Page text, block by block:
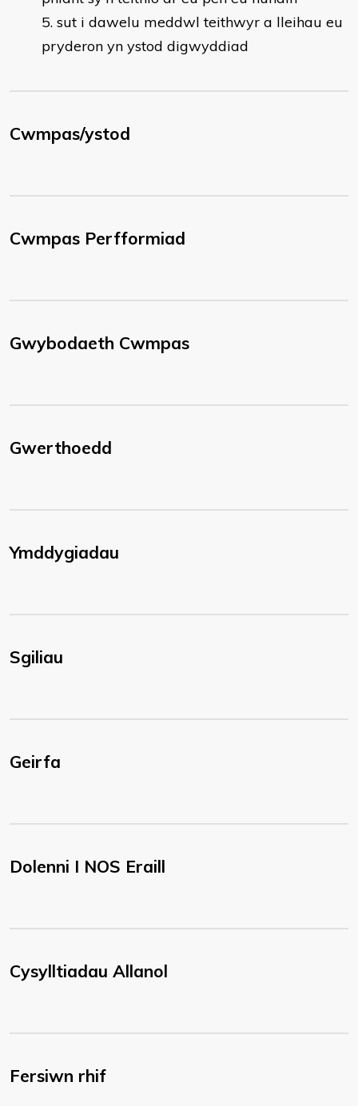
sut i dawelu meddwl teithwyr a lleihau eu
pryderon yn ystod digwyddiad
Cwmpas/ystod
Cwmpas Perfformiad
Gwybodaeth Cwmpas
Gwerthoedd
Ymddygiadau
Sgiliau
Geirfa
Dolenni I NOS Eraill
Cysylltiadau Allanol
Fersiwn rhif